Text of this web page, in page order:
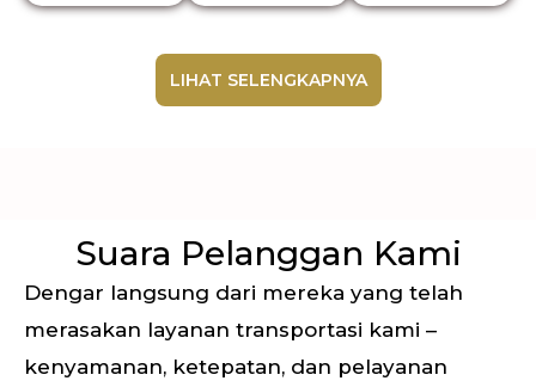
LIHAT SELENGKAPNYA
Suara Pelanggan Kami
Dengar langsung dari mereka yang telah
merasakan layanan transportasi kami –
kenyamanan, ketepatan, dan pelayanan